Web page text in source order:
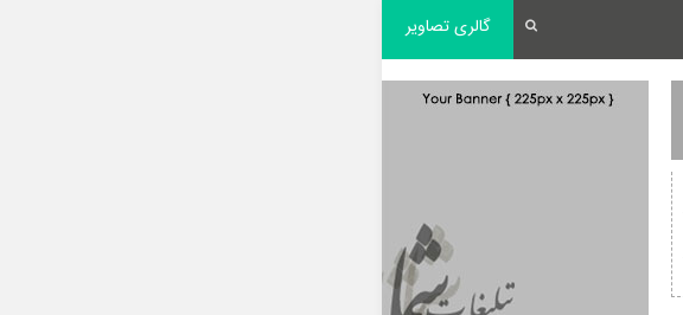
گالری تصاویر